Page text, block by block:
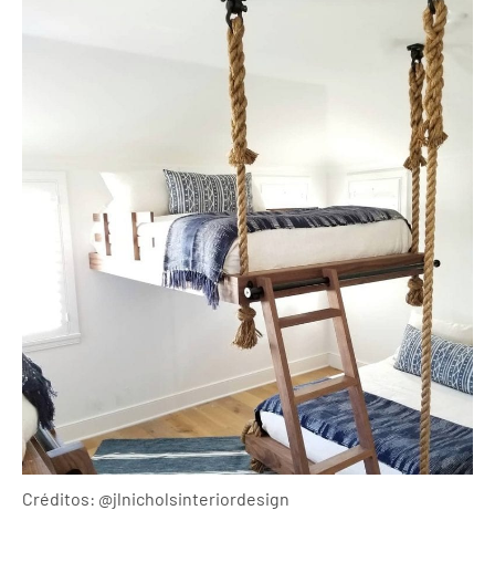
Créditos: @jlnicholsinteriordesign